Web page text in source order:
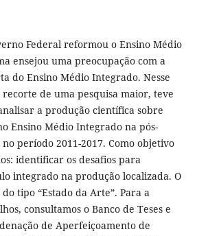
Federal reformou o Ensino Médio
ensejou uma preocupação com a
do Ensino Médio Integrado. Nesse
de uma pesquisa maior, teve
a produção científica sobre
Ensino Médio Integrado na pós-
período 2011-2017. Como objetivo
identificar os desafios para
integrado na produção localizada. O
tipo “Estado da Arte”. Para a
consultamos o Banco de Teses e
de Aperfeiçoamento de